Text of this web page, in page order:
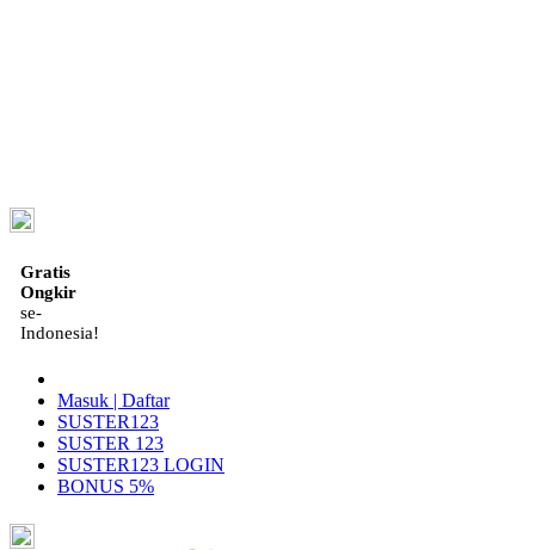
Gratis
Ongkir
se-
Indonesia!
Masuk | Daftar
SUSTER123
SUSTER 123
SUSTER123 LOGIN
BONUS 5%